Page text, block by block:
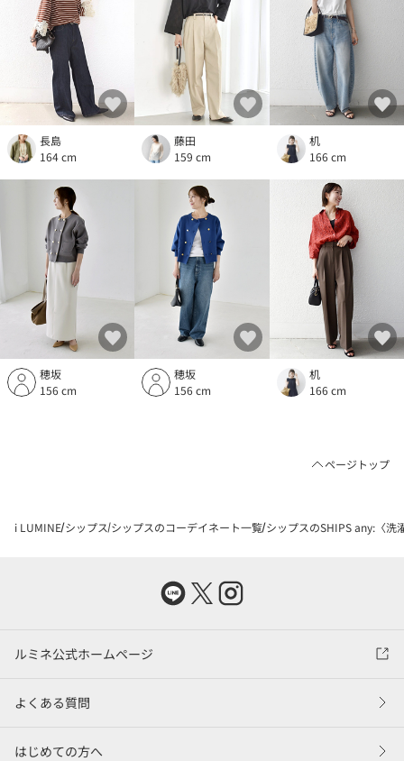
長島
164 cm
藤田
159 cm
机
166 cm
穂坂
156 cm
穂坂
156 cm
机
166 cm
ページトップ
i LUMINE シップス シップスのコーデイネート一覧 シップスのSHIPS any:〈洗
ルミネ公式ホームページ
よくある質問
はじめての方へ